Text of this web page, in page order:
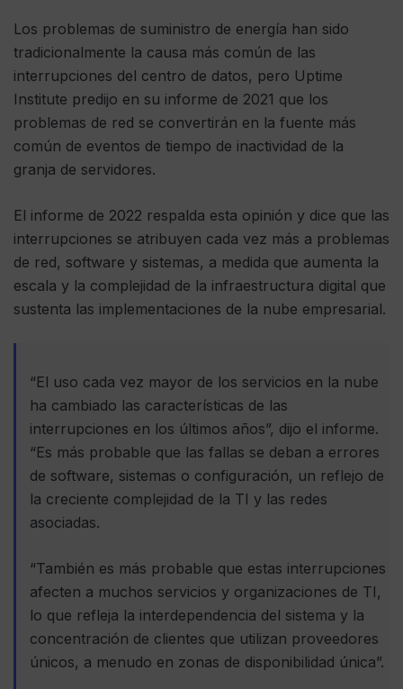
Los problemas de suministro de energía han sido
tradicionalmente la causa más común de las
interrupciones del centro de datos, pero Uptime
Institute predijo en su informe de 2021 que los
problemas de red se convertirán en la fuente más
común de eventos de tiempo de inactividad de la
granja de servidores.
El informe de 2022 respalda esta opinión y dice que las
interrupciones se atribuyen cada vez más a problemas
de red, software y sistemas, a medida que aumenta la
escala y la complejidad de la infraestructura digital que
sustenta las implementaciones de la nube empresarial.
“El uso cada vez mayor de los servicios en la nube
ha cambiado las características de las
interrupciones en los últimos años”, dijo el informe.
“Es más probable que las fallas se deban a errores
de software, sistemas o configuración, un reflejo de
la creciente complejidad de la TI y las redes
asociadas.
“También es más probable que estas interrupciones
afecten a muchos servicios y organizaciones de TI,
lo que refleja la interdependencia del sistema y la
concentración de clientes que utilizan proveedores
únicos, a menudo en zonas de disponibilidad única”.